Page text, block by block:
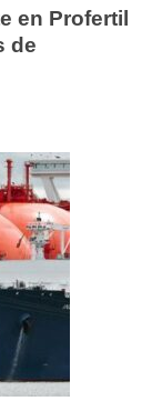
en Profertil
de